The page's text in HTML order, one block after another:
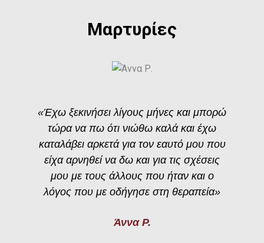
Μαρτυρίες
«Έχω ξεκινήσει λίγους μήνες και μπορώ
τώρα να πω ότι νιώθω καλά και έχω
καταλάβει αρκετά για τον εαυτό μου που
είχα αρνηθεί να δω και για τις σχέσεις
μου με τους άλλους που ήταν και ο
λόγος που με οδήγησε στη θεραπεία»
Άννα Ρ.